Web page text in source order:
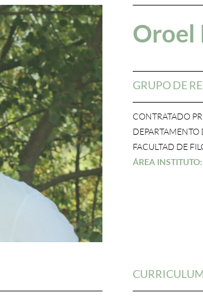
Oroel
GRUPO DE
CONTRATADO
FACULTAD DE
ÁREA INSTITUTO:
CURRICULUM